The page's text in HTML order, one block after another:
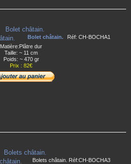
Bolet châtain.
Réf: CH-BOCHA1
Matière:Plâtre dur
Taille: ~ 11 cm
Poids: ~ 470 gr
Prix : 82€
Bolets châtain. Réf:CH-BOCHA3